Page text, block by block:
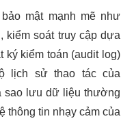
mật mạnh mẽ như
kiểm soát truy cập dựa
ký kiểm toán (audit log)
lịch sử thao tác của
sao lưu dữ liệu thường
thông tin nhạy cảm của